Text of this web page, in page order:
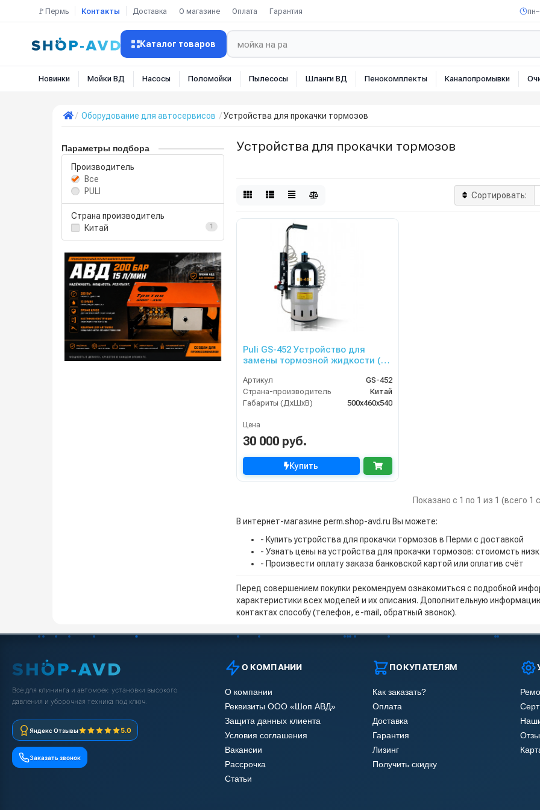
🚩Пермь Контакты Доставка О магазине Оплата Гарантия
Каталог товаров
Новинки Мойки ВД Насосы Поломойки Пылесосы Шланги ВД Пенокомплекты Каналопромывки
Оборудование для автосервисов Устройства для прокачки тормозов
Параметры подбора
Производитель
Все
PULI
Страна производитель
Китай
1
Устройства для прокачки тормозов
Сортировать:
Puli GS-452 Устройство для
замены тормозной жидкости (10
Артикул
GS-452
Страна-производитель
Китай
Габариты (ДхШхВ)
500х460х540
Цена
30 000 руб.
Купить
Показано с 1 по 1 из 1 (всего 1
В интернет-магазине perm.shop-avd.ru Вы можете:
- Купить устройства для прокачки тормозов в Перми с доставкой
- Узнать цены на устройства для прокачки тормозов: стоиомсть
- Произвести оплату заказа банковской картой или оплатив счёт
Перед совершением покупки рекомендуем ознакомиться с подробной
характеристики всех моделей и их описания. Дополнительную
контактах способу (телефон, e-mail, обратный звонок).
Всё для клининга и автомоек: установки высокого
давления и уборочная техника под ключ.
Яндекс Отзывы 5.0
Заказать звонок
О КОМПАНИИ
О компании
Реквизиты ООО «Шоп АВД»
Защита данных клиента
Условия соглашения
Вакансии
Рассрочка
Статьи
ПОКУПАТЕЛЯМ
Как заказать?
Оплата
Доставка
Гарантия
Лизинг
Получить скидку